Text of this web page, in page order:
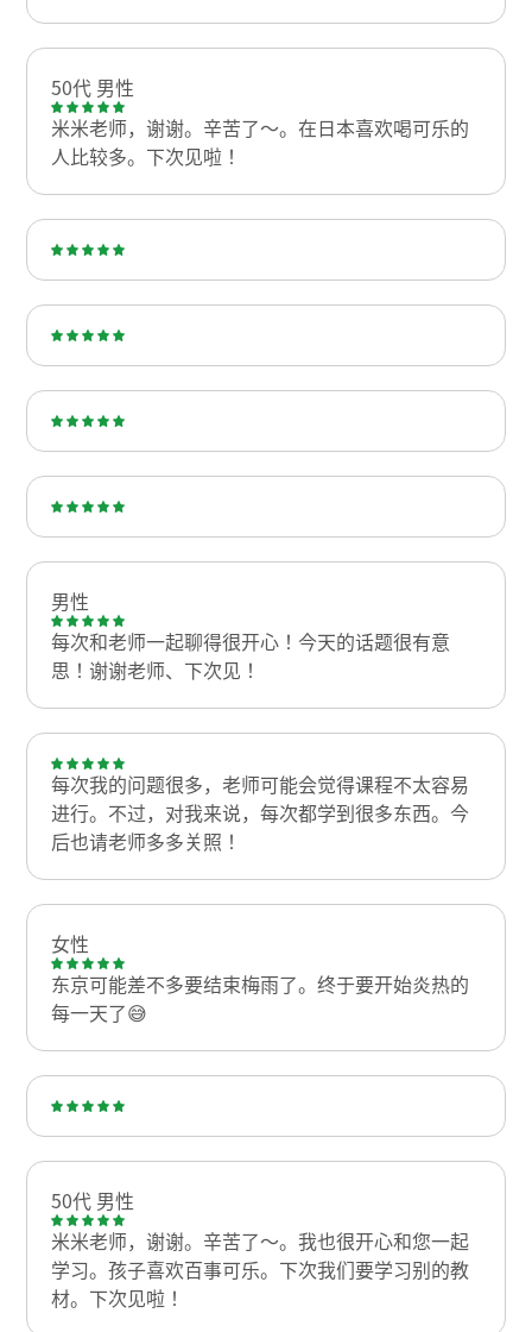
50代 男性
米米老师，谢谢。辛苦了～。在日本喜欢喝可乐的
人比较多。下次见啦！
男性
每次和老师一起聊得很开心！今天的话题很有意
思！谢谢老师、下次见！
每次我的问题很多，老师可能会觉得课程不太容易
进行。不过，对我来说，每次都学到很多东西。今
后也请老师多多关照！
女性
东京可能差不多要结束梅雨了。终于要开始炎热的
每一天了😅
50代 男性
米米老师，谢谢。辛苦了～。我也很开心和您一起
学习。孩子喜欢百事可乐。下次我们要学习别的教
材。下次见啦！